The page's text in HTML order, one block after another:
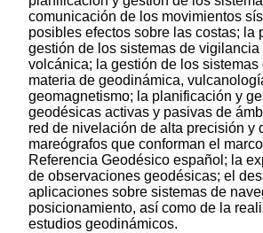
comunicación de los movimientos
posibles efectos sobre las costas; la
gestión de los sistemas de vigilancia
volcánica; la gestión de los sistemas
materia de geodinámica,
geomagnetismo; la planificación y
geodésicas activas y pasivas de
red de nivelación de alta precisión y
mareógrafos que conforman el
Referencia Geodésico español; la
de observaciones geodésicas; el
aplicaciones sobre sistemas de
posicionamiento, así como de la
estudios geodinámicos.